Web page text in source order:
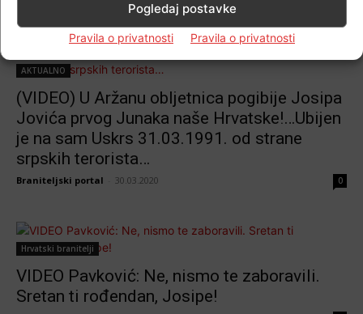
Pogledaj postavke
Pravila o privatnosti Pravila o privatnosti
AKTUALNO
(VIDEO) U Aržanu obljetnica pogibije Josipa
Jovića prvog Junaka naše Hrvatske!…Ubijen
je na sam Uskrs 31.03.1991. od strane
srpskih terorista…
Braniteljski portal 30.03.2020 0
Hrvatski branitelji
VIDEO Pavković: Ne, nismo te zaboravili.
Sretan ti rođendan, Josipe!